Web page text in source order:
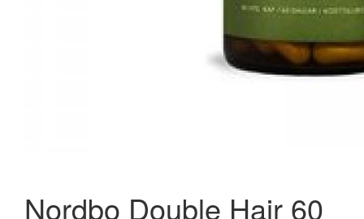
Nordbo Double Hair 60